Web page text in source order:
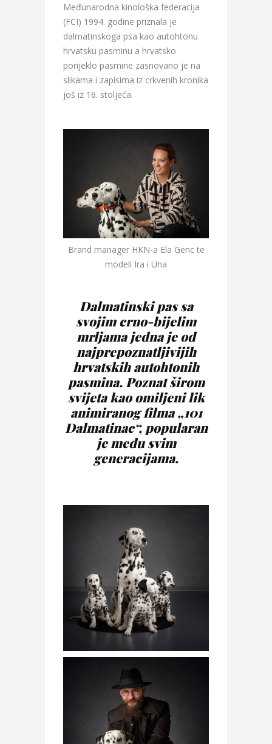
Međunarodna kinološka federacija
(FCI) 1994. godine priznala je
dalmatinskoga psa kao autohtonu
hrvatsku pasminu a hrvatsko
porijeklo pasmine zasnovano je na
slikama i zapisima iz crkvenih kronika
još iz 16. stoljeća.
Brand manager HKN-a Ela Genc te
modeli Ira i Una
Dalmatinski pas sa
svojim crno-bijelim
mrljama jedna je od
najprepoznatljivijih
hrvatskih autohtonih
pasmina. Poznat širom
svijeta kao omiljeni lik
animiranog filma „101
Dalmatinac“, popularan
je među svim
generacijama.